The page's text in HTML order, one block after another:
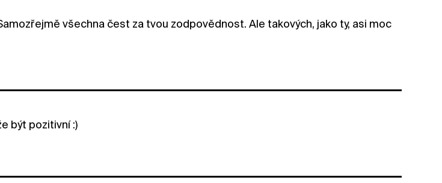
všechna čest za tvou zodpovědnost. Ale takových, jako ty, asi moc
být pozitivní :)